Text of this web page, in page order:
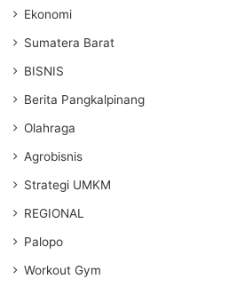
Ekonomi
Sumatera Barat
BISNIS
Berita Pangkalpinang
Olahraga
Agrobisnis
Strategi UMKM
REGIONAL
Palopo
Workout Gym